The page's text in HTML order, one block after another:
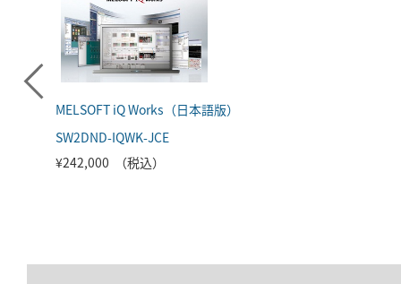
MELSOFT iQ Works（日本語版）
SW2DND-IQWK-JCE
¥242,000 （税込）